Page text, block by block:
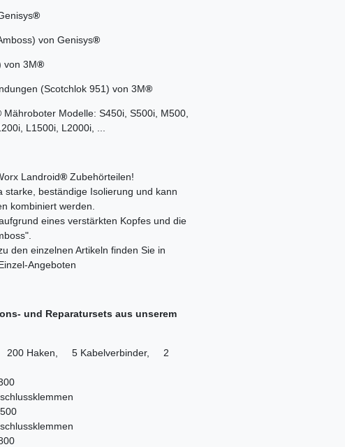
®
von Genisys®
von 3M®
(Scotchlok 951) von 3M®
Mähroboter Modelle: S450i, S500i, M500,
L1500i, L2000i, ...
Landroid® Zubehörteilen!
starke, beständige Isolierung und kann
kombiniert werden.
eines verstärkten Kopfes und die
den einzelnen Artikeln finden Sie in
Angeboten
und Reparatursets aus unserem
Haken, 5 Kabelverbinder, 2